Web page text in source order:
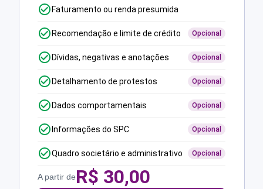
Faturamento ou renda presumida
Recomendação e limite de crédito Opcional
Dívidas, negativas e anotações Opcional
Detalhamento de protestos Opcional
Dados comportamentais Opcional
Informações do SPC Opcional
Quadro societário e administrativo Opcional
A partir deR$ 30,00